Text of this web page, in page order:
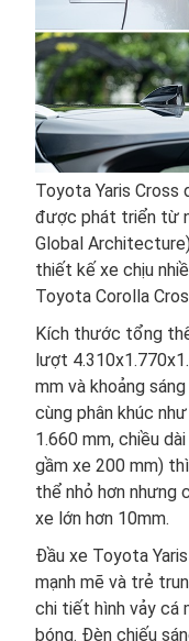
Toyota Yaris Cross
được phát triển từ
Global
thiết kế xe chịu
Toyota Corolla
Kích thước tổng
lượt
mm và khoảng
cùng phân khúc
1.660 mm, chiều
gầm xe 200 mm)
thể nhỏ hơn nhưng
xe lớn hơn 10mm.
Đầu xe Toyota
mạnh mẽ và trẻ
chi tiết hình vảy cá
bóng. Đèn chiếu